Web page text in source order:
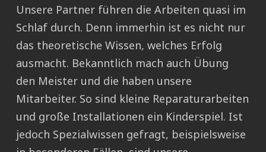
Unsere Partner führen die Arbeiten quasi im
Schlaf durch. Denn immerhin ist es nicht nur
das theoretische Wissen, welches Erfolg
ausmacht. Bekanntlich mach auch Übung
den Meister und die haben unsere
Mitarbeiter. So sind kleine Reparaturarbeiten
und große Installationen ein Kinderspiel. Ist
jedoch Spezialwissen gefragt, beispielsweise